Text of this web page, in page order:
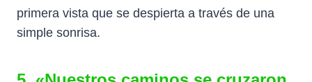
primera vista que se despierta a través de una
simple sonrisa.